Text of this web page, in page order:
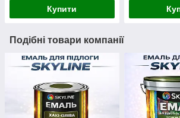
Купити
Подібні товари компанії